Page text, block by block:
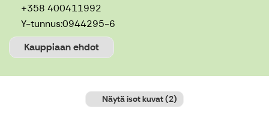
+358 400411992
Y-tunnus:0944295-6
Kauppiaan ehdot
Näytä isot kuvat(2)